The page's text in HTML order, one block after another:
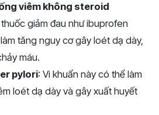
viêm không steroid
giảm đau như ibuprofen
tăng nguy cơ gây loét dạ dày,
máu.
pylori: Vi khuẩn này có thể làm
loét dạ dày và gây xuất huyết